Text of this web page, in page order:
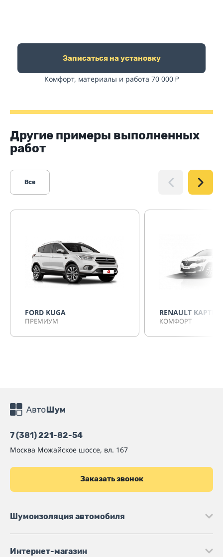
Записаться на установку
Комфорт, материалы и работа 70 000 ₽
Другие примеры выполненных
работ
Все
FORD KUGA
ПРЕМИУМ
RENAULT KAPTUR
КОМФОРТ
7 (381) 221-82-54
Москва Можайское шоссе, вл. 167
Заказать звонок
Шумоизоляция автомобиля
Интернет-магазин